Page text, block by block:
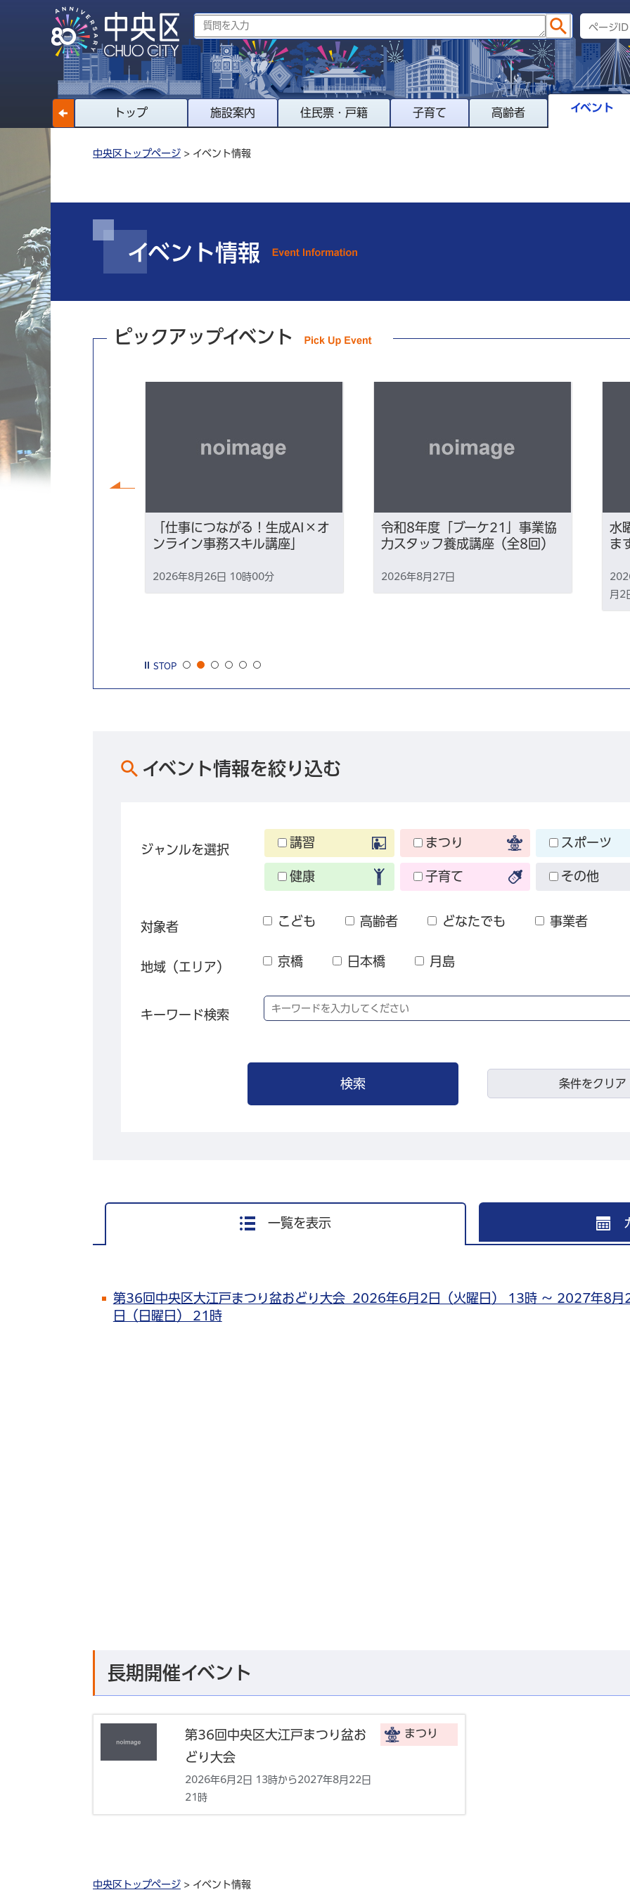
トップ 施設案内 住民票・戸籍 子育て 高齢者 イベント
中央区トップページ > イベント情報
イベント情報
ピックアップイベント
「仕事につながる！生成AI×オ
ンライン事務スキル講座」
2026年8月26日 10時00分
令和8年度「ブーケ21」事業協
力スタッフ養成講座（全8回）
2026年8月27日
水
ま
月2
STOP
イベント情報を絞り込む
ジャンルを選択
講習 まつり スポーツ
健康 子育て その他
対象者 こども 高齢者 どなたでも 事業者
地域（エリア） 京橋 日本橋 月島
キーワード検索
条件をクリア
一覧を表示
第36回中央区大江戸まつり盆おどり大会 2026年6月2日（火曜日） 13時 ～ 2027年8月
日（日曜日） 21時
長期開催イベント
第36回中央区大江戸まつり盆お
どり大会
2026年6月2日 13時から2027年8月22日
21時
まつり
中央区トップページ > イベント情報